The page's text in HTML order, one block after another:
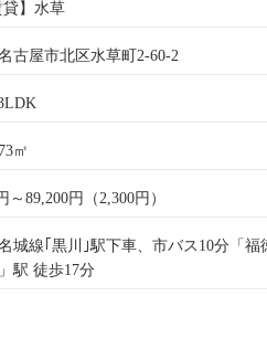
貸】水草
古屋市北区水草町2-60-2
㎡
～89,200円（2,300円）
城線｢黒川｣駅下車、市バス10分「
駅 徒歩17分